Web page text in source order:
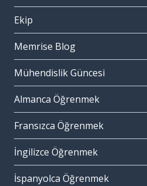
Ekip
Memrise Blog
Mühendislik Güncesi
Almanca Öğrenmek
Fransızca Öğrenmek
İngilizce Öğrenmek
İspanyolca Öğrenmek